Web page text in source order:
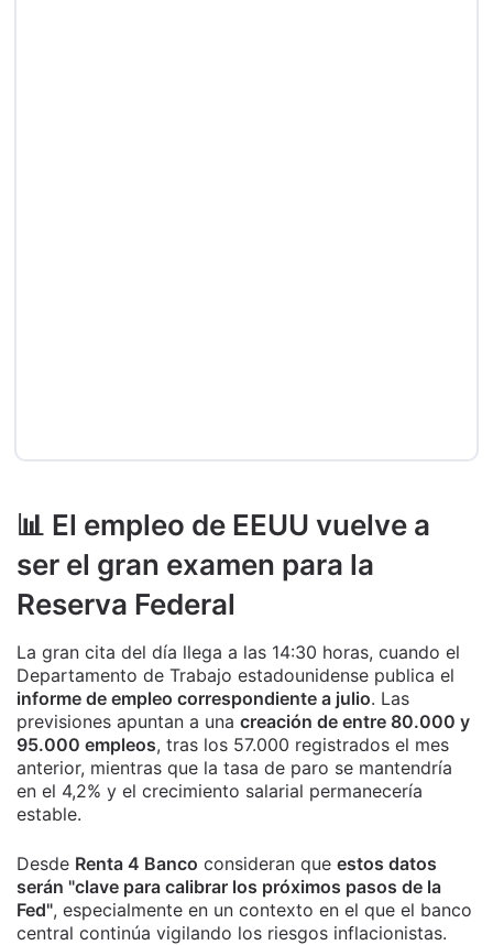
📊 El empleo de EEUU vuelve a
ser el gran examen para la
Reserva Federal
La gran cita del día llega a las 14:30 horas, cuando el
Departamento de Trabajo estadounidense publica el
informe de empleo correspondiente a julio. Las
previsiones apuntan a una creación de entre 80.000 y
95.000 empleos, tras los 57.000 registrados el mes
anterior, mientras que la tasa de paro se mantendría
en el 4,2% y el crecimiento salarial permanecería
estable.
Desde Renta 4 Banco consideran que estos datos
serán "clave para calibrar los próximos pasos de la
Fed", especialmente en un contexto en el que el banco
central continúa vigilando los riesgos inflacionistas.